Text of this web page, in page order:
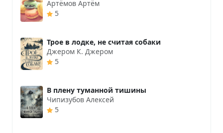
Артёмов Артём
5
Трое в лодке, не считая собаки
Джером К. Джером
5
В плену туманной тишины
Чипизубов Алексей
5